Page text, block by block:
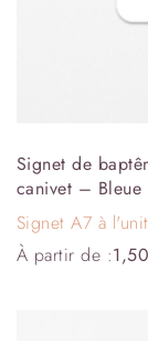
Signet de
canivet – Bleue
Signet A7 à
À partir de :1,50